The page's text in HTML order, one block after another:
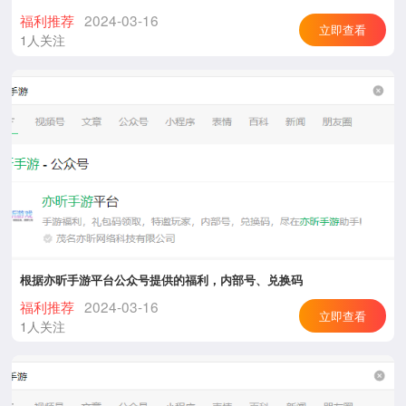
福利推荐 2024-03-16
1人关注
立即查看
根据亦昕手游平台公众号提供的福利，内部号、兑换码
福利推荐 2024-03-16
1人关注
立即查看